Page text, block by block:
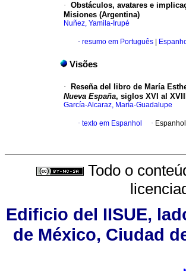
· Obstáculos, avatares e
Misiones (Argentina)
Nuñez, Yamila-Irupé
· resumo em Português
Visões
· Reseña del libro de María
Nueva España, siglos XVI al XVIII
García-Alcaraz, María-Guadalupe
· texto em Espanhol ·
Todo o
Edificio del IISUE,
de México, Ciudad